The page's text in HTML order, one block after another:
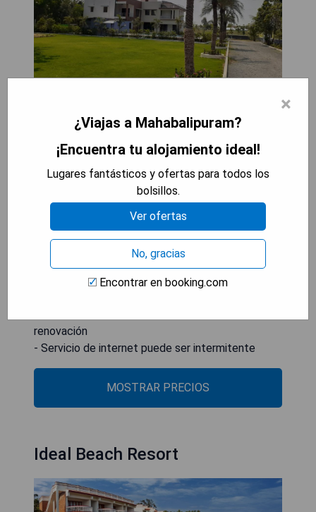
**Pros:**
- Ubicación tranquila y pintoresca en
Mahabalipuram
- Amplias habitaciones con decoración de estilo
- Variedad de actividades al aire libre como
senderismo y paseos a caballo
- Gastronomía local auténtica en el restaurante
del hotel
renovación
- Servicio de internet puede ser intermitente
MOSTRAR PRECIOS
Ideal Beach Resort
×
¿Viajas a Mahabalipuram?
¡Encuentra tu alojamiento ideal!
Lugares fantásticos y ofertas para todos los
bolsillos.
Ver ofertas
No, gracias
Encontrar en booking.com